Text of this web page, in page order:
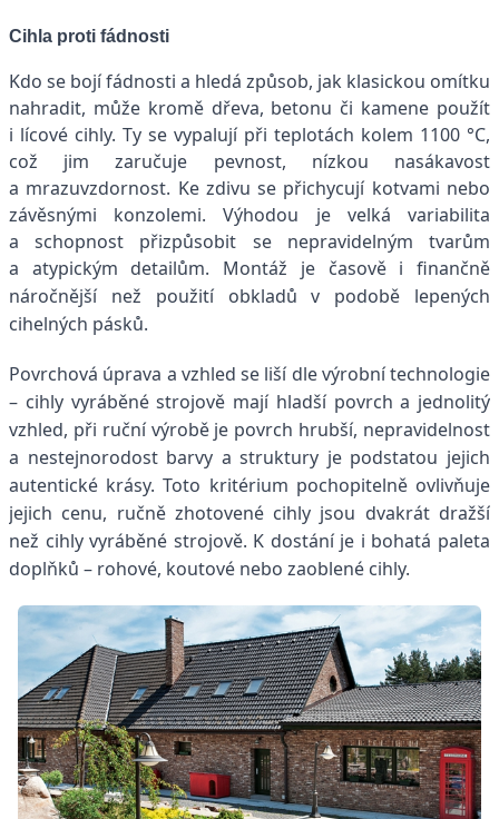
Cihla proti fádnosti
Kdo se bojí fádnosti a hledá způsob, jak klasickou omítku
nahradit, může kromě dřeva, betonu či kamene použít
i lícové cihly. Ty se vypalují při teplotách kolem 1100 °C,
což jim zaručuje pevnost, nízkou nasákavost
a mrazuvzdornost. Ke zdivu se přichycují kotvami nebo
závěsnými konzolemi. Výhodou je velká variabilita
a schopnost přizpůsobit se nepravidelným tvarům
a atypickým detailům. Montáž je časově i finančně
náročnější než použití obkladů v podobě lepených
cihelných pásků.
Povrchová úprava a vzhled se liší dle výrobní technologie
– cihly vyráběné strojově mají hladší povrch a jednolitý
vzhled, při ruční výrobě je povrch hrubší, nepravidelnost
a nestejnorodost barvy a struktury je podstatou jejich
autentické krásy. Toto kritérium pochopitelně ovlivňuje
jejich cenu, ručně zhotovené cihly jsou dvakrát dražší
než cihly vyráběné strojově. K dostání je i bohatá paleta
doplňků – rohové, koutové nebo zaoblené cihly.